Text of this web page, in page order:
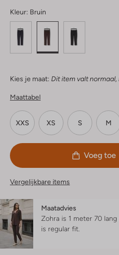
Kleur: Bruin
Kies je maat: Dit item valt
Maattabel
XXS XS S M
Voeg toe
Vergelijkbare items
Maatadvies
Zohra is 1 meter 70 lang
is regular fit